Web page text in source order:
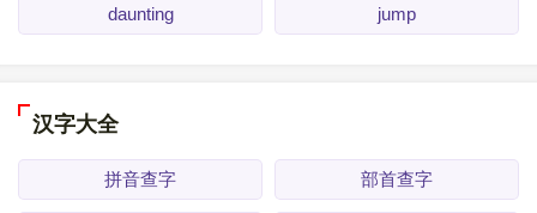
daunting jump
汉字大全
拼音查字 部首查字